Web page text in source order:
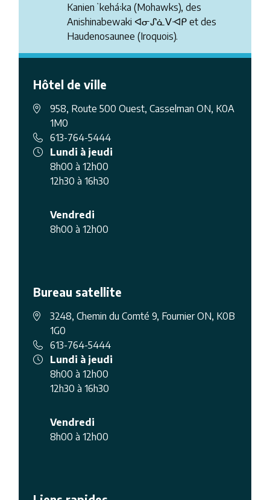
Kanienʼkehá꞉ka (Mohawks), des
Anishinabewaki ᐊᓂᔑᓈᐯᐗᑭ et des
Haudenosaunee (Iroquois).
Hôtel de ville
958, Route 500 Ouest, Casselman ON, K0A
1M0
613-764-5444
Lundi à jeudi
8h00 à 12h00
12h30 à 16h30
Vendredi
8h00 à 12h00
Bureau satellite
3248, Chemin du Comté 9, Fournier ON, K0B
1G0
613-764-5444
Lundi à jeudi
8h00 à 12h00
12h30 à 16h30
Vendredi
8h00 à 12h00